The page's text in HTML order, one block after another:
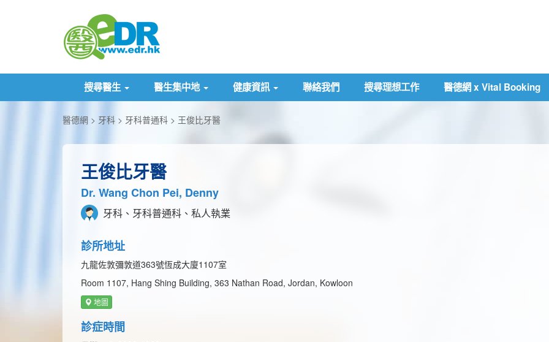
搜尋醫生 醫生集中地 健康資訊 聯絡我們 搜尋理想工作 醫德網 x Vital Booking
醫德網 牙科 牙科普通科 王俊比牙醫
王俊比牙醫
Dr. Wang Chon Pei, Denny
牙科、牙科普通科、私人執業
診所地址
九龍佐敦彌敦道363號恆成大廈1107室
Room 1107, Hang Shing Building, 363 Nathan Road, Jordan, Kowloon
地圖
診症時間